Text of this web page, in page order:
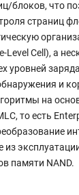
блоков, что
Level Cell), а
и
на
то есть
памяти NAND.